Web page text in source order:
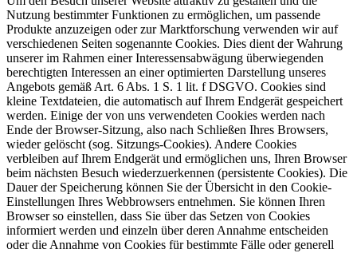
Nutzung bestimmter Funktionen zu ermöglichen, um passende
Produkte anzuzeigen oder zur Marktforschung verwenden wir auf
verschiedenen Seiten sogenannte Cookies. Dies dient der Wahrung
unserer im Rahmen einer Interessensabwägung überwiegenden
berechtigten Interessen an einer optimierten Darstellung unseres
Angebots gemäß Art. 6 Abs. 1 S. 1 lit. f DSGVO. Cookies sind
kleine Textdateien, die automatisch auf Ihrem Endgerät gespeichert
werden. Einige der von uns verwendeten Cookies werden nach
Ende der Browser-Sitzung, also nach Schließen Ihres Browsers,
wieder gelöscht (sog. Sitzungs-Cookies). Andere Cookies
verbleiben auf Ihrem Endgerät und ermöglichen uns, Ihren Browser
beim nächsten Besuch wiederzuerkennen (persistente Cookies). Die
Dauer der Speicherung können Sie der Übersicht in den Cookie-
Einstellungen Ihres Webbrowsers entnehmen. Sie können Ihren
Browser so einstellen, dass Sie über das Setzen von Cookies
informiert werden und einzeln über deren Annahme entscheiden
oder die Annahme von Cookies für bestimmte Fälle oder generell